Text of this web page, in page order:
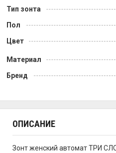
Тип зонта
Пол
Цвет
Материал
Бренд
ОПИСАНИЕ
Зонт женский автомат ТРИ